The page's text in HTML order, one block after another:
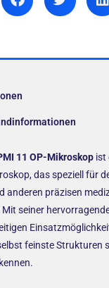
11 OP-Mikroskop ist
das speziell für
anderen präzisen
seiner
feinste Strukturen